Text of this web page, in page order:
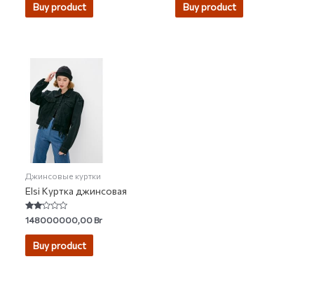
Buy product Buy product
Джинсовые куртки
Elsi Куртка джинсовая
Rated
2.00
out
of 5
148000000,00Br
Buy product